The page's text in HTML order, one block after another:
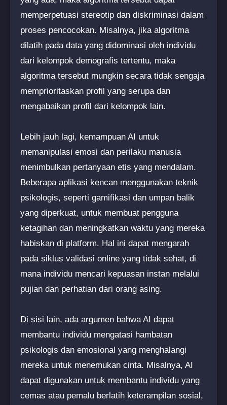
memperpetuasi stereotip dan diskriminasi dalam
proses pencocokan. Misalnya, jika algoritma
dilatih pada data yang didominasi oleh individu
dari kelompok demografis tertentu, maka
algoritma tersebut mungkin secara tidak sengaja
memprioritaskan profil yang serupa dan
mengabaikan profil dari kelompok lain.
Lebih jauh lagi, kemampuan AI untuk
memanipulasi emosi dan perilaku manusia
menimbulkan pertanyaan etis yang mendalam.
Beberapa aplikasi kencan menggunakan teknik
psikologis, seperti gamifikasi dan umpan balik
yang diperkuat, untuk membuat pengguna
ketagihan dan meningkatkan waktu yang mereka
habiskan di platform. Hal ini dapat mengarah
pada siklus validasi online yang tidak sehat, di
mana individu mencari kepuasan instan melalui
pujian dan perhatian dari orang asing.
Di sisi lain, ada argumen bahwa AI dapat
membantu individu mengatasi hambatan
psikologis dan emosional yang menghalangi
mereka untuk menemukan cinta. Misalnya, AI
dapat digunakan untuk membantu individu yang
cemas atau pemalu berlatih keterampilan sosial,